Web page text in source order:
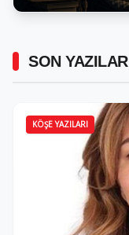
SON YAZILAR
KÖŞE YAZILARI